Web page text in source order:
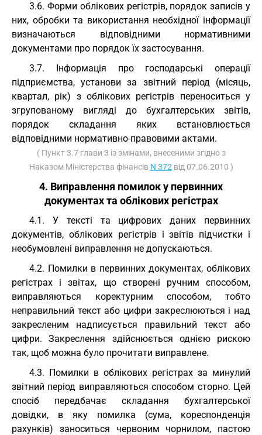
3.6. Форми облікових регістрів, порядок записів у
них, обробки та використання необхідної інформації
визначаються відповідними нормативними
документами про порядок їх застосування.
3.7. Інформація про господарські операції
підприємства, установи за звітний період (місяць,
квартал, рік) з облікових регістрів переноситься у
згрупованому вигляді до бухгалтерських звітів,
порядок складання яких встановлюється
відповідними нормативно-правовими актами.
( Пункт 3.7 глави 3 із змінами, внесеними згідно з
Наказом Міністерства фінансів N 372 від 07.06.2010 )
4. Виправлення помилок у первинних
документах та облікових регістрах
4.1. У тексті та цифрових даних первинних
документів, облікових регістрів і звітів підчистки і
необумовлені виправлення не допускаються.
4.2. Помилки в первинних документах, облікових
регістрах і звітах, що створені ручним способом,
виправляються коректурним способом, тобто
неправильний текст або цифри закреслюються і над
закресленим надписується правильний текст або
цифри. Закреслення здійснюється однією рискою
так, щоб можна було прочитати виправлене.
4.3. Помилки в облікових регістрах за минулий
звітний період виправляються способом сторно. Цей
спосіб передбачає складання бухгалтерської
довідки, в яку помилка (сума, кореспонденція
рахунків) заноситься червоним чорнилом, пастою